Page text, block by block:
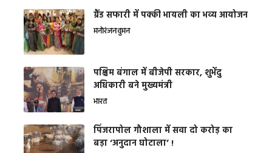
ग्रैंड सफारी में पक्की भायली का भव्य आयोजन
मनोरंजनवुमन
पश्चिम बंगाल में बीजेपी सरकार, शुभेंदु
अधिकारी बने मुख्यमंत्री
भारत
​पिंजरापोल गौशाला में सवा दो करोड़ का
बड़ा ‘अनुदान घोटाला’ !